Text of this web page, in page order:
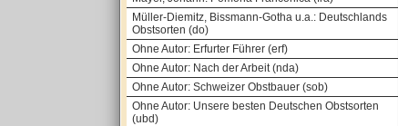
Müller-Diemitz, Bissmann-Gotha u.a.: Deutschlands
Obstsorten (do)
Ohne Autor: Erfurter Führer (erf)
Ohne Autor: Nach der Arbeit (nda)
Ohne Autor: Schweizer Obstbauer (sob)
Ohne Autor: Unsere besten Deutschen Obstsorten
(ubd)